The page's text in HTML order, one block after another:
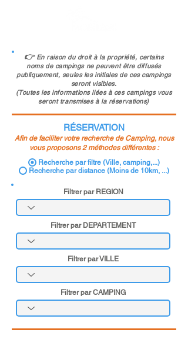
👉En raison du droit à la propriété, certains
noms de campings ne peuvent être diffusés
publiquement, seules les initiales de ces campings
seront visibles.
(Toutes les informations liées à ces campings vous
seront transmises à la réservations)
RÉSERVATION
Afin de faciliter votre recherche de Camping, nous
vous proposons 2 méthodes différentes :
Recherche par filtre (Ville, camping,...)
Recherche par distance (Moins de 10km, ...)
Filtrer par REGION
Filtrer par DEPARTEMENT
Filtrer par VILLE
Filtrer par CAMPING